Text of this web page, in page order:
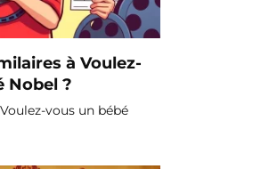
à Voulez-
Nobel ?
vous un bébé